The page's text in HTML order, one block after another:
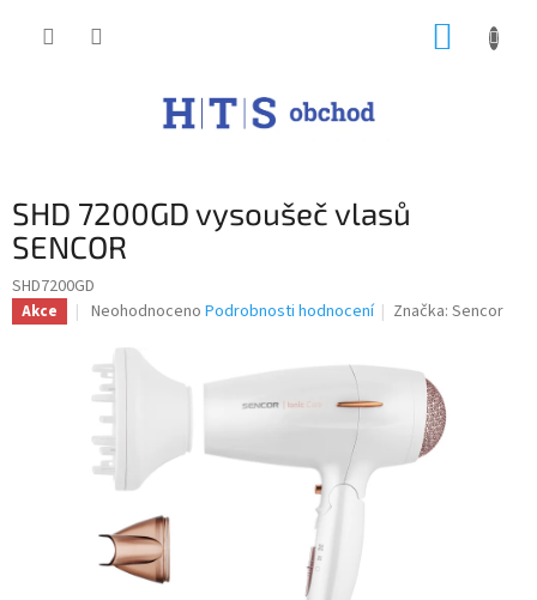
SHD 7200GD vysoušeč vlasů
SENCOR
SHD7200GD
Akce
Průměrné
produktu
je
0,0
5
hvězdiček.
Neohodnoceno Podrobnosti hodnocení Značka:Sencor